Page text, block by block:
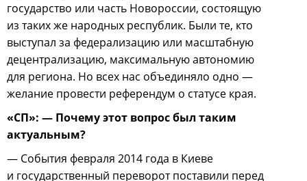
государство или часть Новороссии, состоящую
из таких же народных республик. Были те, кто
выступал за федерализацию или масштабную
децентрализацию, максимальную автономию
для региона. Но всех нас объединяло одно —
желание провести референдум о статусе края.
«СП»: — Почему этот вопрос был таким
актуальным?
— События февраля 2014 года в Киеве
и государственный переворот поставили перед